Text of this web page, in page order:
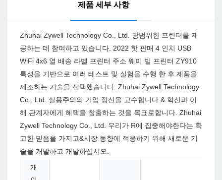
제품 세부 사항
Zhuhai Zywell Technology Co., Ltd. 광범위한 프린터를 제
공하는 데 참여하고 있습니다. 2022 핫 판매 4 인치 USB
WiFi 4x6 열 배송 라벨 프린터 주소 웨이 빌 프린터 ZY910
특성을 기반으로 여러 테스트 및 실험을 수행 한 후 제품을
제조하는 기술을 선택했습니다. Zhuhai Zywell Technology
Co., Ltd. 실용주의의 기업 정신을 고수합니다 & 혁신과 이
해 관계자에게 혜택을 창출하는 것을 목표로합니다. Zhuhai
Zywell Technology Co., Ltd. 우리가 R에 집중해야한다는 확
고한 믿음을 가지고&시장 동향에 적응하기 위해 새로운 기
술을 개발하고 개발하십시오.
개